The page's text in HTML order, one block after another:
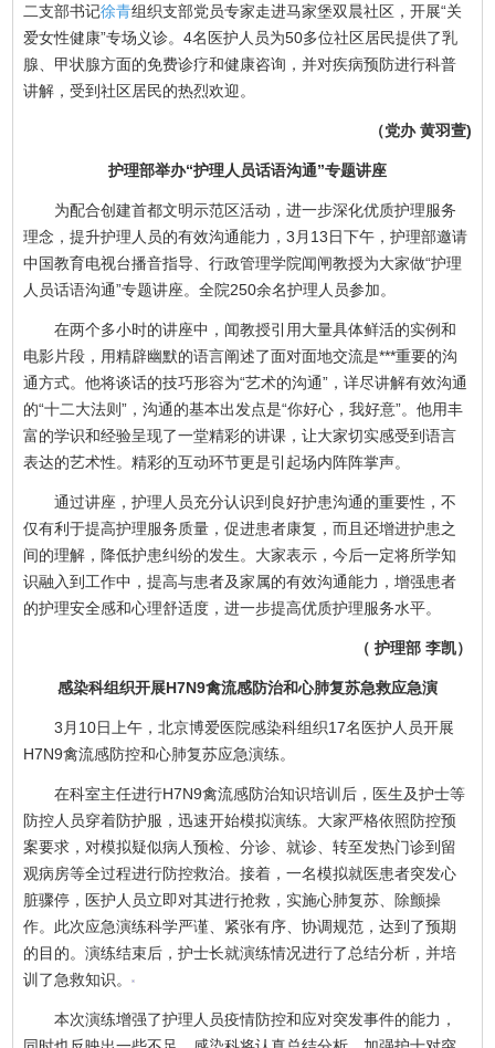
二支部书记徐青组织支部党员专家走进马家堡双晨社区，开展“关
爱女性健康”专场义诊。4名医护人员为50多位社区居民提供了乳
腺、甲状腺方面的免费诊疗和健康咨询，并对疾病预防进行科普
讲解，受到社区居民的热烈欢迎。
（党办 黄羽萱)
护理部举办“护理人员话语沟通”专题讲座
为配合创建首都文明示范区活动，进一步深化优质护理服务
理念，提升护理人员的有效沟通能力，3月13日下午，护理部邀请
中国教育电视台播音指导、行政管理学院闻闸教授为大家做“护理
人员话语沟通”专题讲座。全院250余名护理人员参加。
在两个多小时的讲座中，闻教授引用大量具体鲜活的实例和
电影片段，用精辟幽默的语言阐述了面对面地交流是***重要的沟
通方式。他将谈话的技巧形容为“艺术的沟通”，详尽讲解有效沟通
的“十二大法则”，沟通的基本出发点是“你好心，我好意”。他用丰
富的学识和经验呈现了一堂精彩的讲课，让大家切实感受到语言
表达的艺术性。精彩的互动环节更是引起场内阵阵掌声。
通过讲座，护理人员充分认识到良好护患沟通的重要性，不
仅有利于提高护理服务质量，促进患者康复，而且还增进护患之
间的理解，降低护患纠纷的发生。大家表示，今后一定将所学知
识融入到工作中，提高与患者及家属的有效沟通能力，增强患者
的护理安全感和心理舒适度，进一步提高优质护理服务水平。
（ 护理部 李凯）
感染科组织开展H7N9禽流感防治和心肺复苏急救应急演
3月10日上午，北京博爱医院感染科组织17名医护人员开展
H7N9禽流感防控和心肺复苏应急演练。
在科室主任进行H7N9禽流感防治知识培训后，医生及护士等
防控人员穿着防护服，迅速开始模拟演练。大家严格依照防控预
案要求，对模拟疑似病人预检、分诊、就诊、转至发热门诊到留
观病房等全过程进行防控救治。接着，一名模拟就医患者突发心
脏骤停，医护人员立即对其进行抢救，实施心肺复苏、除颤操
作。此次应急演练科学严谨、紧张有序、协调规范，达到了预期
的目的。演练结束后，护士长就演练情况进行了总结分析，并培
训了急救知识。
本次演练增强了护理人员疫情防控和应对突发事件的能力，